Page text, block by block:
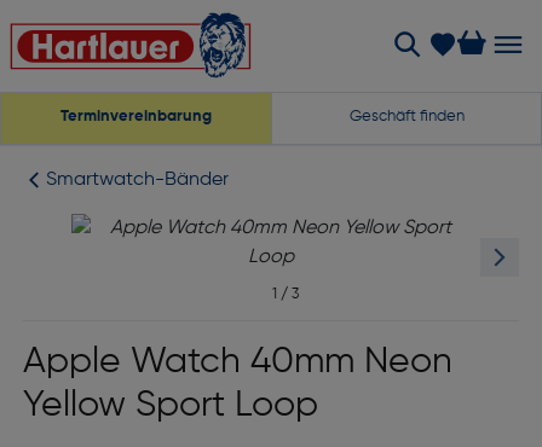
Terminvereinbarung Geschäft finden
Smartwatch-Bänder
1 / 3
Apple Watch 40mm Neon
Yellow Sport Loop